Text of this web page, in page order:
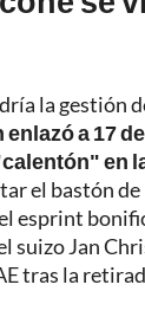
la gestión
a 17
en
el bastón de
esprint
suizo Jan
tras la